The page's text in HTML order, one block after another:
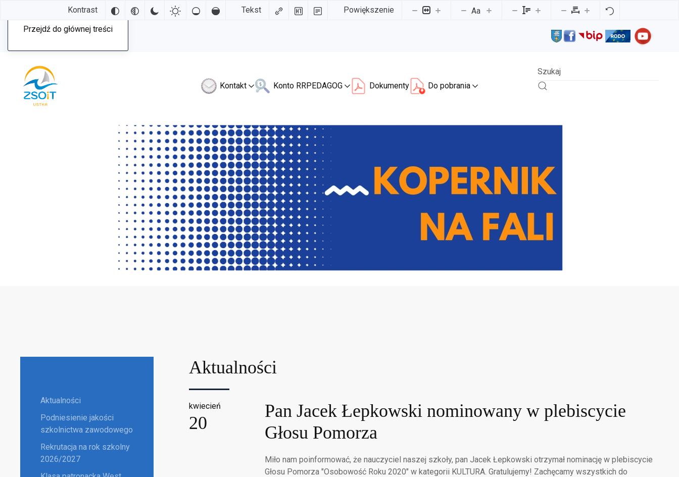
Kontrast Tekst Powiększenie
Aa
Przejdź do głównej treści
Kontakt Konto RRPEDAGOG Dokumenty Do pobrania
Aktualności
Podniesienie jakości
szkolnictwa zawodowego
Rekrutacja na rok szkolny
2026/2027
Aktualności
kwiecień
20
Pan Jacek Łepkowski nominowany w plebiscycie
Głosu Pomorza
Miło nam poinformować, że nauczyciel naszej szkoły, pan Jacek Łepkowski otrzymał nominację w plebiscycie
Głosu Pomorza "Osobowość Roku 2020" w kategorii KULTURA. Gratulujemy! Zachęcamy wszystkich do